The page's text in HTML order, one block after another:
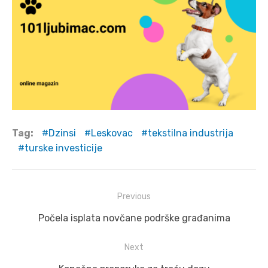
Tag: Dzinsi Leskovac
tekstilna industrija
turske investicije
navigation
Previous
Previous
Počela isplata novčane podrške građanima
Next